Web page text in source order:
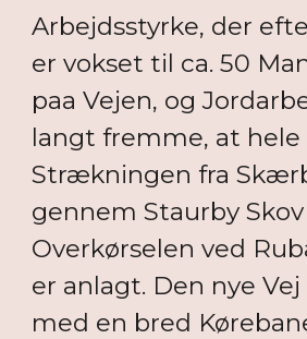
Arbejdsstyrke, der
er vokset til ca. 50
paa Vejen, og
langt fremme, at hele
Strækningen fra
gennem Staurby
Overkørselen ved
er anlagt. Den nye
med en bred